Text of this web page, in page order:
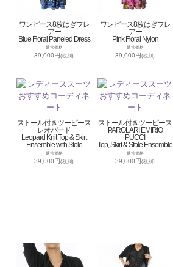
ワンピース8枚はぎフレ
アー
Blue Floral Paneled Dress
通常価格
39,000円(税別)
ワンピース8枚はぎフレ
アー
Pink Floral Nylon
通常価格
39,000円(税別)
ストール付きツーピース
レオパード
Leopard Knit Top & Skirt
Ensemble with Stole
通常価格
39,000円(税別)
ストール付きツーピース
PAROLARI EMIRIO
PUCCI
Top, Skirt & Stole Ensemble
通常価格
39,000円(税別)